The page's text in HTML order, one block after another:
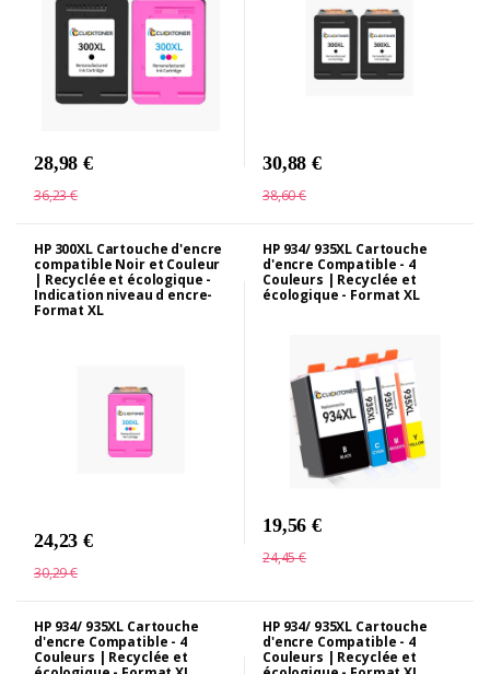
28,98 €
36,23 €
30,88 €
38,60 €
HP 300XL Cartouche d'encre
compatible Noir et Couleur
| Recyclée et écologique -
Indication niveau d encre-
Format XL
24,23 €
30,29 €
HP 934/ 935XL Cartouche
d'encre Compatible - 4
Couleurs | Recyclée et
écologique - Format XL
19,56 €
24,45 €
HP 934/ 935XL Cartouche
d'encre Compatible - 4
Couleurs | Recyclée et
HP 934/ 935XL Cartouche
d'encre Compatible - 4
Couleurs | Recyclée et